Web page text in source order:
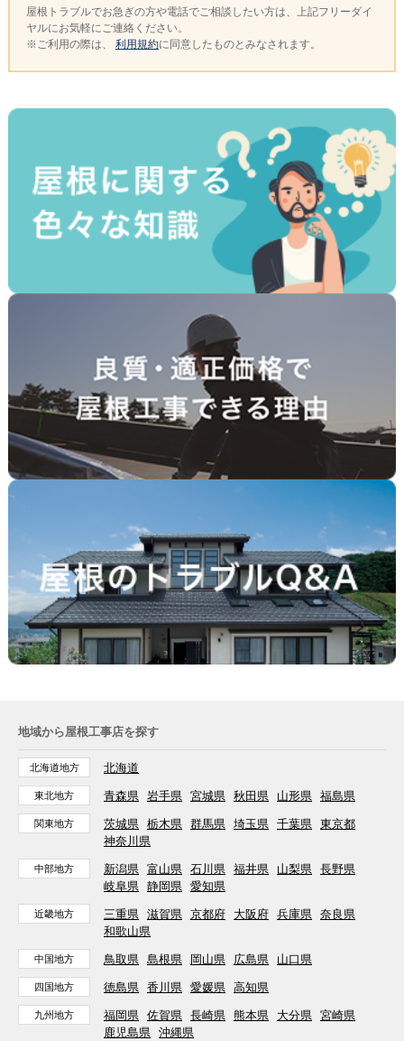
屋根トラブルでお急ぎの方や電話でご相談したい方は、上記フリーダイ
ヤルにお気軽にご連絡ください。
※ご利用の際は、 利用規約に同意したものとみなされます。
地域から屋根工事店を探す
北海道地方 北海道
東北地方 青森県 岩手県 宮城県 秋田県 山形県 福島県
関東地方 茨城県 栃木県 群馬県 埼玉県 千葉県 東京都
神奈川県
中部地方 新潟県 富山県 石川県 福井県 山梨県 長野県
岐阜県 静岡県 愛知県
近畿地方 三重県 滋賀県 京都府 大阪府 兵庫県 奈良県
和歌山県
中国地方 鳥取県 島根県 岡山県 広島県 山口県
四国地方 徳島県 香川県 愛媛県 高知県
九州地方 福岡県 佐賀県 長崎県 熊本県 大分県 宮崎県
鹿児島県 沖縄県